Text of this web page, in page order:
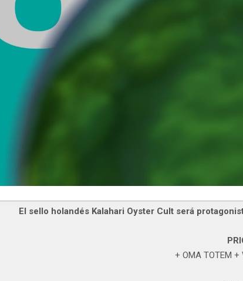
El sello holandés Kalahari Oyster Cult será
+ OMA TOTEM +